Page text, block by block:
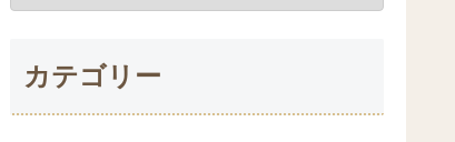
カテゴリー